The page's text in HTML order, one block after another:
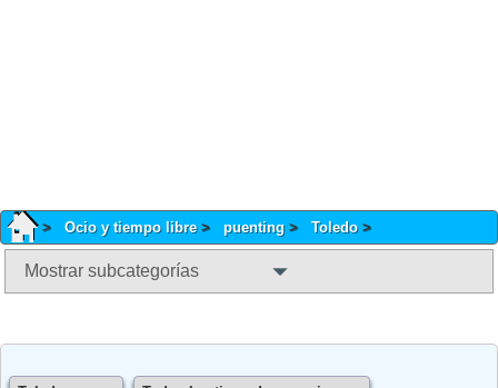
Ocio y tiempo libre puenting Toledo
Mostrar subcategorías